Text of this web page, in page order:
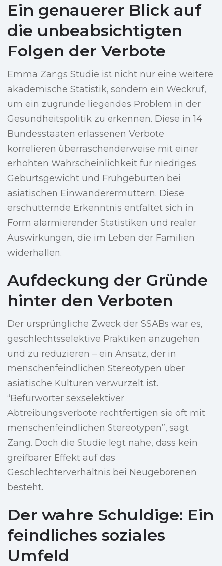
Ein genauerer Blick auf
die unbeabsichtigten
Folgen der Verbote
Emma Zangs Studie ist nicht nur eine weitere
akademische Statistik, sondern ein Weckruf,
um ein zugrunde liegendes Problem in der
Gesundheitspolitik zu erkennen. Diese in 14
Bundesstaaten erlassenen Verbote
korrelieren überraschenderweise mit einer
erhöhten Wahrscheinlichkeit für niedriges
Geburtsgewicht und Frühgeburten bei
asiatischen Einwanderermüttern. Diese
erschütternde Erkenntnis entfaltet sich in
Form alarmierender Statistiken und realer
Auswirkungen, die im Leben der Familien
widerhallen.
Aufdeckung der Gründe
hinter den Verboten
Der ursprüngliche Zweck der SSABs war es,
geschlechtsselektive Praktiken anzugehen
und zu reduzieren – ein Ansatz, der in
menschenfeindlichen Stereotypen über
asiatische Kulturen verwurzelt ist.
“Befürworter sexselektiver
Abtreibungsverbote rechtfertigen sie oft mit
menschenfeindlichen Stereotypen”, sagt
Zang. Doch die Studie legt nahe, dass kein
greifbarer Effekt auf das
Geschlechterverhältnis bei Neugeborenen
besteht.
Der wahre Schuldige: Ein
feindliches soziales
Umfeld